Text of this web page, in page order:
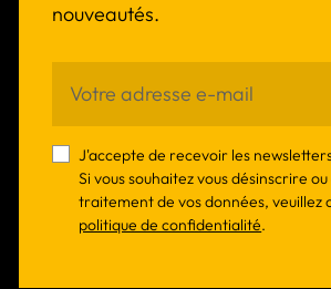
nouveautés.
J'accepte de recevoir les
Si vous souhaitez vous désinscrire
traitement de vos données, veuillez
politique de confidentialité.